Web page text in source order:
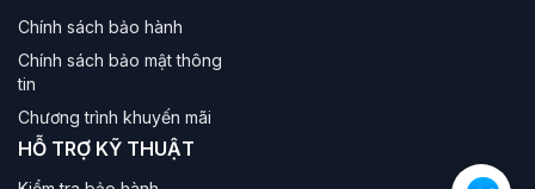
Chính sách bảo hành
Chính sách bảo mật thông
tin
Chương trình khuyến mãi
HỖ TRỢ KỸ THUẬT